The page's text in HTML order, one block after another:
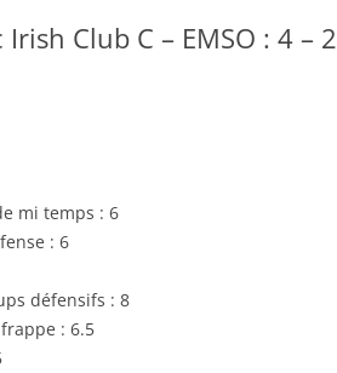
Irish Club C – EMSO : 4 – 2
mi temps : 6
: 6
défensifs : 8
: 6.5